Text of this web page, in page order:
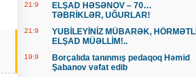
21:9
ELŞAD HƏSƏNOV – 70…
TƏBRİKLƏR, UĞURLAR!
21:9
YUBİLEYİNİZ MÜBARƏK, HÖRMƏTLİ
ELŞAD MÜƏLLİM!..
19:9
Borçalıda tanınmış pedaqoq Həmid
Şabanov vəfat edib